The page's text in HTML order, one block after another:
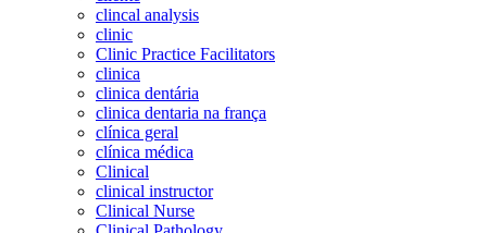
clincal analysis
clinic
Clinic Practice Facilitators
clinica
clinica dentária
clinica dentaria na frança
clínica geral
clínica médica
Clinical
clinical instructor
Clinical Nurse